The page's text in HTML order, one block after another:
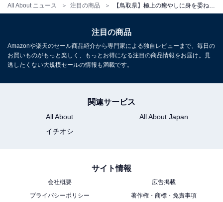
All About ニュース 注目の商品
所在地：鳥取県米子市皆生温泉4-19-10
道「米子IC」より車で約10分／米子鬼太郎空港からタク
シーで約20分
チェックアウト：10:00
※プランにより時間が異なる可能性があります
注目の商品
Amazonや楽天のセール商品紹介から専門家による独自レビューまで、毎日の
お買いものがもっと楽しく、もっとお得になる注目の商品情報をお届け。見
逃したくない大規模セールの情報も満載です。
関連サービス
All About
All About Japan
イチオシ
サイト情報
会社概要
広告掲載
プライバシーポリシー
著作権・商標・免責事項